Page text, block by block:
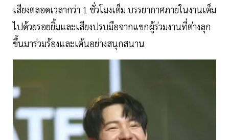
เสียงตลอดเวลากว่า 1 ชั่วโมงเต็ม บรรยากาศภายในงานเต็ม
ไปด้วยรอยยิ้มและเสียงปรบมือจากแขกผู้ร่วมงานที่ต่างลุก
ขึ้นมาร่วมร้องและเต้นอย่างสนุกสนาน